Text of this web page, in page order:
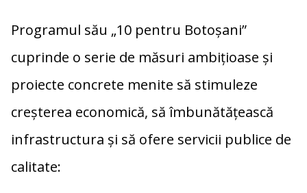
Programul său „10 pentru Botoșani”
cuprinde o serie de măsuri ambițioase și
proiecte concrete menite să stimuleze
creșterea economică, să îmbunătățească
infrastructura și să ofere servicii publice de
calitate: